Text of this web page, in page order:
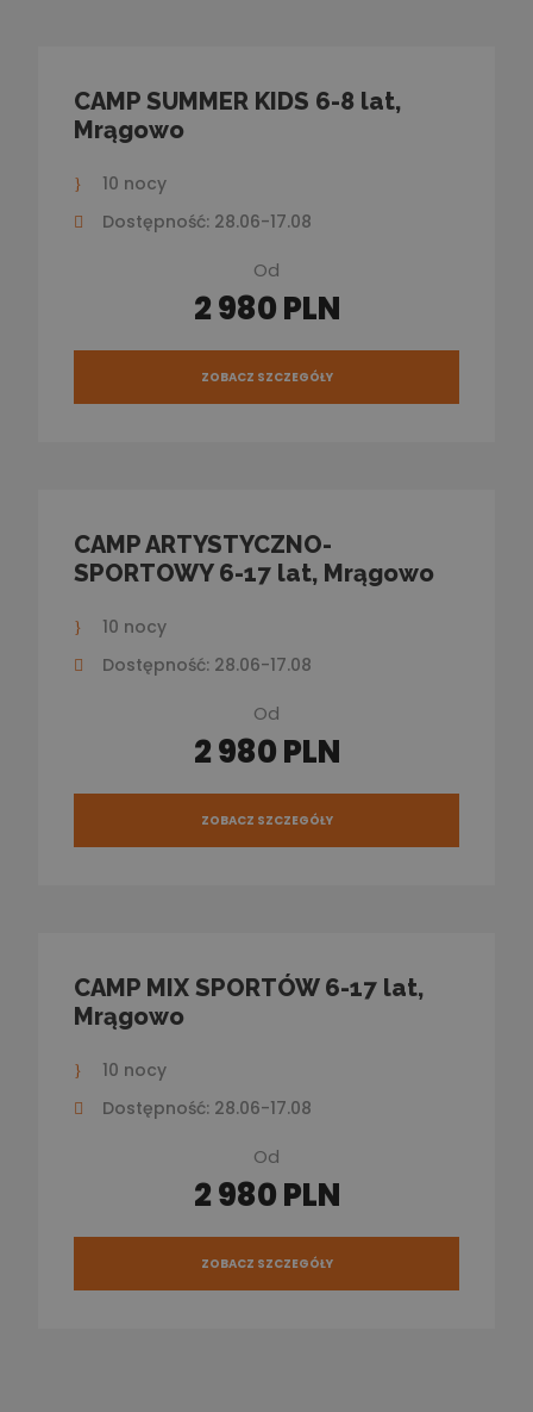
CAMP SUMMER KIDS 6-8 lat,
Mrągowo
10 nocy
Dostępność: 28.06-17.08
Od
2 980 PLN
ZOBACZ SZCZEGÓŁY
CAMP ARTYSTYCZNO-
SPORTOWY 6-17 lat, Mrągowo
10 nocy
Dostępność: 28.06-17.08
Od
2 980 PLN
ZOBACZ SZCZEGÓŁY
CAMP MIX SPORTÓW 6-17 lat,
Mrągowo
10 nocy
Dostępność: 28.06-17.08
Od
2 980 PLN
ZOBACZ SZCZEGÓŁY